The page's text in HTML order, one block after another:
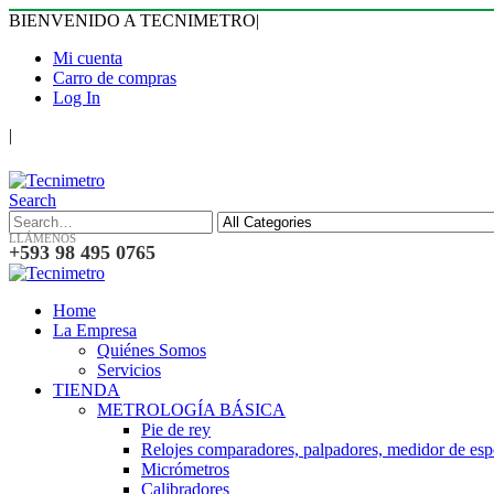
BIENVENIDO A TECNIMETRO|
Mi cuenta
Carro de compras
Log In
|
Search
LLÁMENOS
+593 98 495 0765
Home
La Empresa
Quiénes Somos
Servicios
TIENDA
METROLOGÍA BÁSICA
Pie de rey
Relojes comparadores, palpadores, medidor de
Micrómetros
Calibradores